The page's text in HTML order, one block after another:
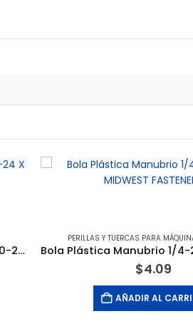
Perilla Plastica 3 Punta con Tornillo 10-24 X 1-3/4. MIDWEST FASTENERS
PERILLAS Y TUERCAS PARA
$4.09
AÑADIR AL